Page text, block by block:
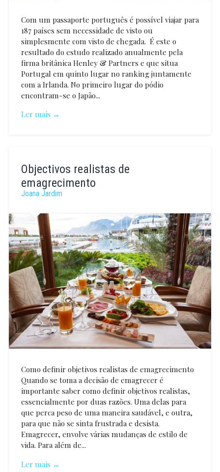
Com um passaporte português é possível viajar para
187 países sem necessidade de visto ou
simplesmente com visto de chegada. É este o
resultado do estudo realizado anualmente pela
firma britânica Henley & Partners e que situa
Portugal em quinto lugar no ranking juntamente
com a Irlanda. No primeiro lugar do pódio
encontram-se o Japão...
Ler mais →
Mendão
Objectivos realistas de
emagrecimento
Joana Jardim
Como definir objetivos realistas de emagrecimento
Quando se toma a decisão de emagrecer é
importante saber como definir objetivos realistas,
essencialmente por duas razões. Uma delas para
que perca peso de uma maneira saudável, e outra,
para que não se sinta frustrada e desista.
Emagrecer, envolve várias mudanças de estilo de
vida. Para além de...
Ler mais →